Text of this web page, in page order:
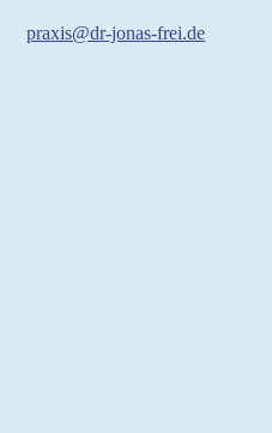
praxis@dr-jonas-frei.de